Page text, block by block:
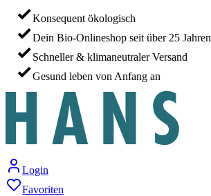
Konsequent ökologisch
Dein Bio-Onlineshop seit über 25 Jahren
Schneller & klimaneutraler Versand
Gesund leben von Anfang an
Login
Favoriten